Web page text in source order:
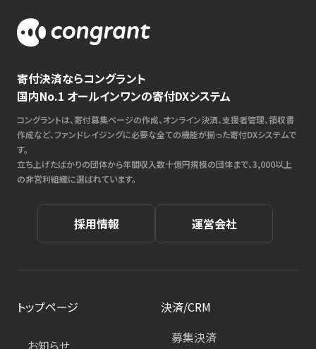
寄付決済ならコングラント
国内No.1 オールインワンの寄付DXシステム
コングラントは、寄付募集ページの作成、オンライン決済、支援者管理、領収書
作成など、ファンドレイジングに必要な全ての機能が揃った寄付DXシステムで
す。
立ち上げたばかりの団体から年間収入数十億円規模の団体まで、3,000以上
の非営利組織に選ばれています。
採用情報 運営会社
トップページ
お知らせ
決済/CRM
募集決済